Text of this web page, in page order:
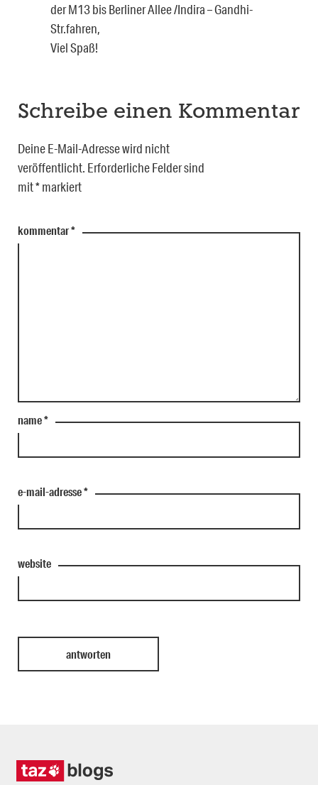
der M13 bis Berliner Allee /Indira – Gandhi-
Str.fahren,
Viel Spaß!
Schreibe einen Kommentar
Deine E-Mail-Adresse wird nicht
veröffentlicht. Erforderliche Felder sind
mit*markiert
kommentar*
name*
e-mail-adresse*
website